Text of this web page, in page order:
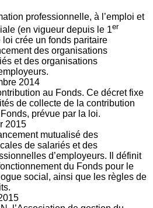
professionnelle, à l’emploi et
(en vigueur depuis le 1er
crée un fonds paritaire
des organisations
et des organisations
2014
au Fonds. Ce décret fixe
de collecte de la contribution
prévue par la loi.
2015
mutualisé des
de salariés et des
d’employeurs. Il définit
du Fonds pour le
social, ainsi que les règles de